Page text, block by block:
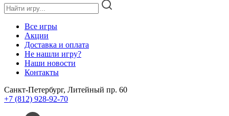
Все игры
Акции
Доставка и оплата
Не нашли игру?
Наши новости
Контакты
Санкт-Петербург, Литейный пр. 60
+7 (812) 928-92-70